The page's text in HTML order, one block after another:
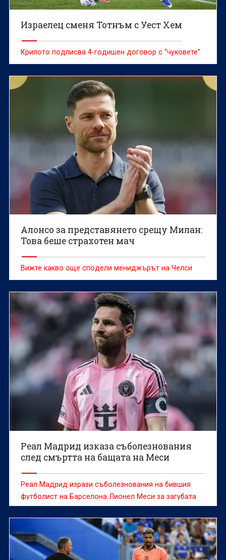
Израелец сменя Тотнъм с Уест Хем
Крилото подписва 4-годишен договор с “чуковете”
Алонсо за представянето срещу Милан:
Това беше страхотен мач
Вижте какво още сподели мениджърът на Челси
Реал Мадрид изказа съболезнования
след смъртта на бащата на Меси
Реал Мадрид изрази съболезнования на бившия
футболист на Барселона Лионел Меси за загубата
на баща му